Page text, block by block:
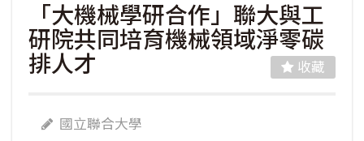
「大機械學研合作」聯大與工
研院共同培育機械領域淨零碳
排人才
收藏
國立聯合大學